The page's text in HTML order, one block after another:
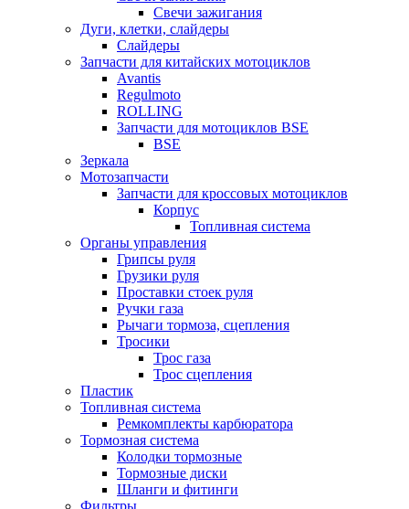
Свечи зажигания
Дуги, клетки, слайдеры
Слайдеры
Запчасти для китайских мотоциклов
Avantis
Regulmoto
ROLLING
Запчасти для мотоциклов BSE
BSE
Зеркала
Мотозапчасти
Запчасти для кроссовых мотоциклов
Корпус
Топливная система
Органы управления
Грипсы руля
Грузики руля
Проставки стоек руля
Ручки газа
Рычаги тормоза, сцепления
Тросики
Трос газа
Трос сцепления
Пластик
Топливная система
Ремкомплекты карбюратора
Тормозная система
Колодки тормозные
Тормозные диски
Шланги и фитинги
Фильтры